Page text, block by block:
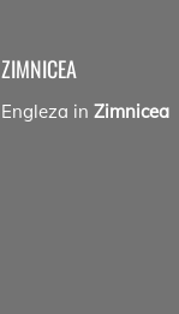
ZIMNICEA
Engleza in Zimnicea